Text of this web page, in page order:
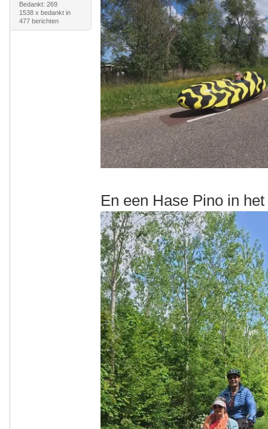
Bedankt: 269
1538 x bedankt in
477 berichten
En een Hase Pino in